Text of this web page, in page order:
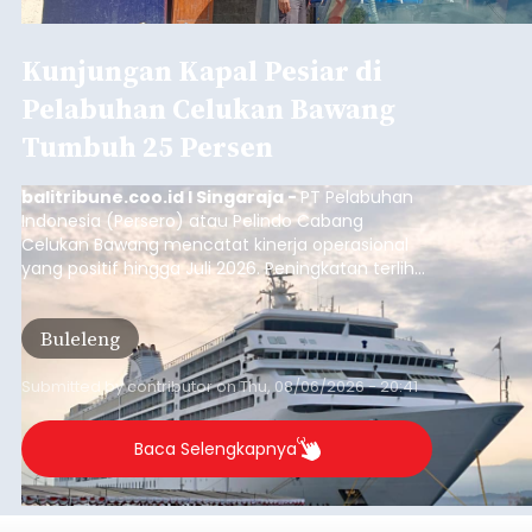
Kunjungan Kapal Pesiar di
Pelabuhan Celukan Bawang
Tumbuh 25 Persen
balitribune.coo.id I Singaraja -PT Pelabuhan
Indonesia (Persero) atau Pelindo Cabang
Celukan Bawang mencatat kinerja operasional
yang positif hingga Juli 2026. Peningkatan terlihat
dari arus kapal yang mencapai 1,48 juta Gross
Tonnage (GT), atau tumbuh 12,4 persen
dibandingkan periode yang sama tahun lalu
yang tercatat sebesar 1,32 juta GT.
Buleleng
Submitted bycontributoronThu, 08/06/2026 - 20:41
Baca Selengkapnya